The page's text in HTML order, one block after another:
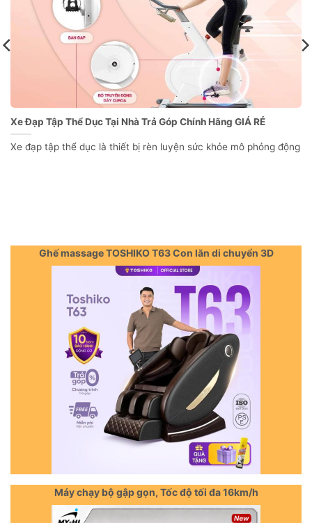
Xe Đạp Tập Thể Dục Tại Nhà Trả Góp Chính Hãng GIÁ RẺ
Xe đạp tập thể dục là thiết bị rèn luyện sức khỏe mô phỏng động
Ghế massage TOSHIKO T63 Con lăn di chuyển 3D
Máy chạy bộ gập gọn, Tốc độ tối đa 16km/h